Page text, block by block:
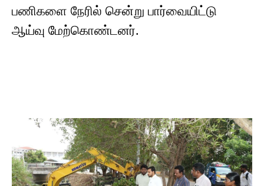
பணிகளை நேரில் சென்று பார்வையிட்டு
ஆய்வு மேற்கொண்டனர்.